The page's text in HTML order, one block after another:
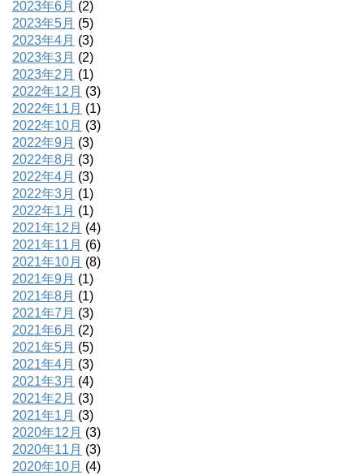
2023年6月 (2)
2023年5月 (5)
2023年4月 (3)
2023年3月 (2)
2023年2月 (1)
2022年12月 (3)
2022年11月 (1)
2022年10月 (3)
2022年9月 (3)
2022年8月 (3)
2022年4月 (3)
2022年3月 (1)
2022年1月 (1)
2021年12月 (4)
2021年11月 (6)
2021年10月 (8)
2021年9月 (1)
2021年8月 (1)
2021年7月 (3)
2021年6月 (2)
2021年5月 (5)
2021年4月 (3)
2021年3月 (4)
2021年2月 (3)
2021年1月 (3)
2020年12月 (3)
2020年11月 (3)
2020年10月 (4)